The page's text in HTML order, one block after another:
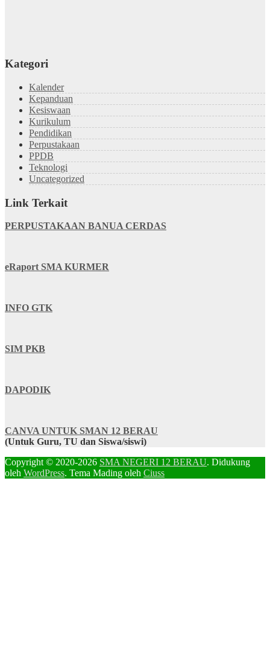
Kategori
Kalender
Kepanduan
Kesiswaan
Kurikulum
Pendidikan
Perpustakaan
PPDB
Teknologi
Uncategorized
Link Terkait
PERPUSTAKAAN BANUA CERDAS
eRaport SMA KURMER
INFO GTK
SIM PKB
DAPODIK
CANVA UNTUK SMAN 12 BERAU
(Untuk Guru, TU dan Siswa/siswi)
Copyright © 2020-2026 SMA NEGERI 12 BERAU. Didukung
oleh WordPress. Tema Mading oleh Ciuss